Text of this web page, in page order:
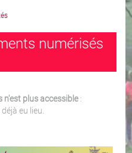
numérisés
n'est plus accessible:
eu lieu.